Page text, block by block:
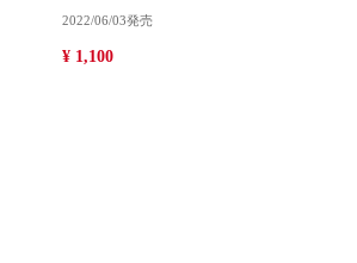
2022/06/03発売
¥ 1,100